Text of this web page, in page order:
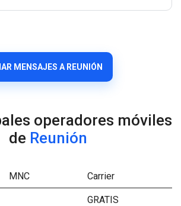
MENSAJES A REUNIÓN
operadores móviles
de Reunión
MNC Carrier
GRATIS